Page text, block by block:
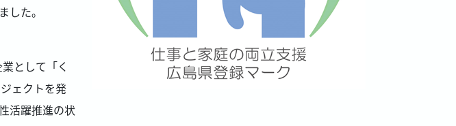
た。
として「く
ェクトを発
活躍推進の状